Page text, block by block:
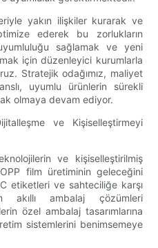
yakın ilişkiler kurarak ve
ederek bu zorlukların
sağlamak ve yeni
için düzenleyici kurumlarla
Stratejik odağımız, maliyet
uyumlu ürünlerin sürekli
olmaya devam ediyor.
ve Kişiselleştirmeyi
ve kişiselleştirilmiş
film üretiminin geleceğini
etiketleri ve sahteciliğe karşı
akıllı ambalaj çözümleri
özel ambalaj tasarımlarına
sistemlerini benimsemeye